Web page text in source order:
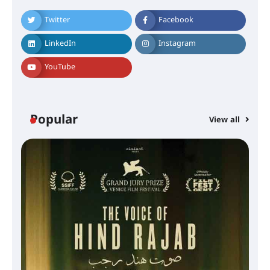
Twitter Facebook
LinkedIn Instagram
YouTube
Popular View all
സെന്റ് ജോസഫ്സ് കോളജ്
കോമേഴ്‌സ് അസോസിയേഷന്
തുടക്കമായി
കോമേഴ്സ് എക്സ്പോയുമായി
എസ് എൻ ഹയർ സെക്കൻഡറി
വിദ്യാർത്ഥികൾ